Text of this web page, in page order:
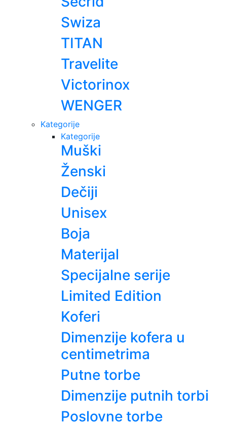
Swiza
TITAN
Travelite
Victorinox
WENGER
Kategorije
Kategorije
Muški
Ženski
Dečiji
Unisex
Boja
Materijal
Specijalne serije
Limited Edition
Koferi
Dimenzije kofera u
centimetrima
Putne torbe
Dimenzije putnih torbi
Poslovne torbe